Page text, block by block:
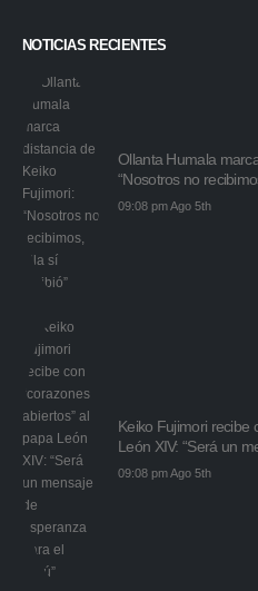
NOTICIAS RECIENTES
Ollanta Humala
“Nosotros no
09:08 pm Ago 5th
Keiko Fujimori recibe
León XIV: “Será un
09:08 pm Ago 5th